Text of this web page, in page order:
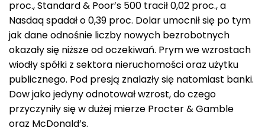
proc., Standard & Poor’s 500 tracił 0,02 proc., a
Nasdaq spadał o 0,39 proc. Dolar umocnił się po tym
jak dane odnośnie liczby nowych bezrobotnych
okazały się niższe od oczekiwań. Prym we wzrostach
wiodły spółki z sektora nieruchomości oraz użytku
publicznego. Pod presją znalazły się natomiast banki.
Dow jako jedyny odnotował wzrost, do czego
przyczyniły się w dużej mierze Procter & Gamble
oraz McDonald’s.